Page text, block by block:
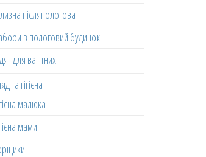
післяпологова
в пологовий будинок
для вагітних
та гігієна
малюка
мами